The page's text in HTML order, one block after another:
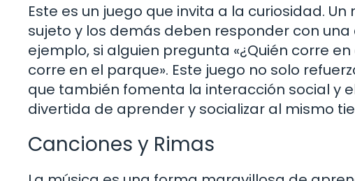
Este es un juego que invita a la curiosidad.
sujeto y los demás deben responder con
ejemplo, si alguien pregunta «¿Quién corre
corre en el parque». Este juego no solo
que también fomenta la interacción social y
divertida de aprender y socializar al mismo
Canciones y Rimas